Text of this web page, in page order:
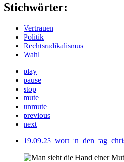
Stichwörter:
Vertrauen
Politik
Rechtsradikalismus
Wahl
play
pause
stop
mute
unmute
previous
next